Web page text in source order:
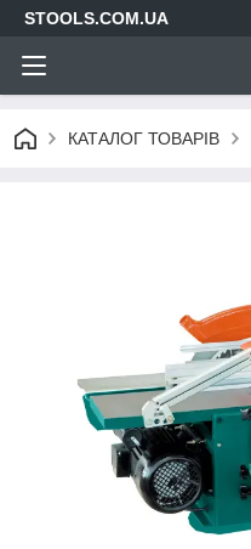
STOOLS.COM.UA
КАТАЛОГ ТОВАРІВ